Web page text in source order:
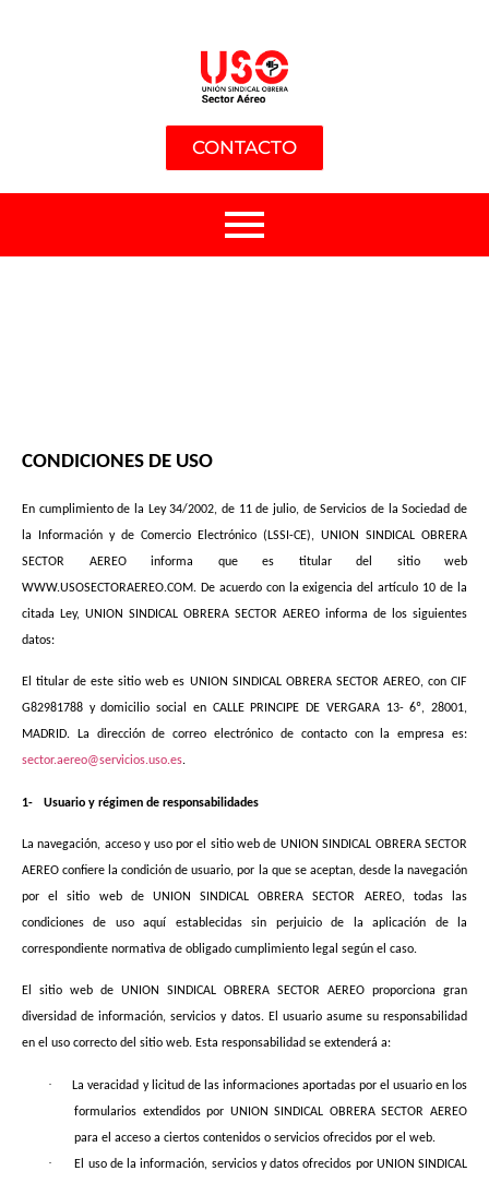
CONTACTO
CONDICIONES DE USO
En cumplimiento de la Ley 34/2002, de 11 de julio, de Servicios de la Sociedad de
la Información y de Comercio Electrónico (LSSI-CE), UNION SINDICAL OBRERA
SECTOR AEREO informa que es titular del sitio web
WWW.USOSECTORAEREO.COM. De acuerdo con la exigencia del artículo 10 de la
citada Ley, UNION SINDICAL OBRERA SECTOR AEREO informa de los siguientes
datos:
El titular de este sitio web es UNION SINDICAL OBRERA SECTOR AEREO, con CIF
G82981788 y domicilio social en CALLE PRINCIPE DE VERGARA 13- 6º, 28001,
MADRID. La dirección de correo electrónico de contacto con la empresa es:
sector.aereo@servicios.uso.es.
1- Usuario y régimen de responsabilidades
La navegación, acceso y uso por el sitio web de UNION SINDICAL OBRERA SECTOR
AEREO confiere la condición de usuario, por la que se aceptan, desde la navegación
por el sitio web de UNION SINDICAL OBRERA SECTOR AEREO, todas las
condiciones de uso aquí establecidas sin perjuicio de la aplicación de la
correspondiente normativa de obligado cumplimiento legal según el caso.
El sitio web de UNION SINDICAL OBRERA SECTOR AEREO proporciona gran
diversidad de información, servicios y datos. El usuario asume su responsabilidad
en el uso correcto del sitio web. Esta responsabilidad se extenderá a:
·
La veracidad y licitud de las informaciones aportadas por el usuario en los
formularios extendidos por UNION SINDICAL OBRERA SECTOR AEREO
para el acceso a ciertos contenidos o servicios ofrecidos por el web.
·
El uso de la información, servicios y datos ofrecidos por UNION SINDICAL